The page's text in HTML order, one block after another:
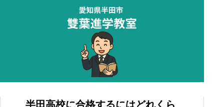
半田高校に合格するにはどれくら